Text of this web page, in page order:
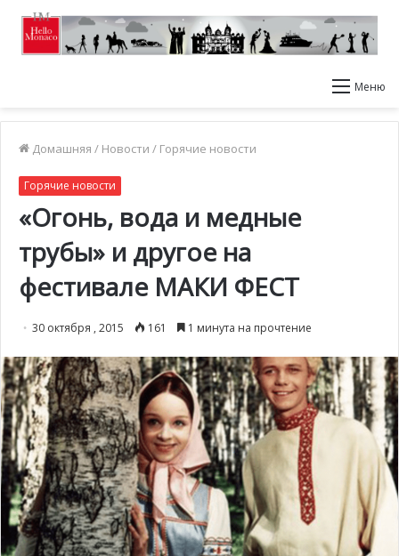
Меню
Домашняя / Новости / Горячие новости
Горячие новости
«Огонь, вода и медные
трубы» и другое на
фестивале МАКИ ФЕСТ
30 октября , 2015 161 1 минута на прочтение